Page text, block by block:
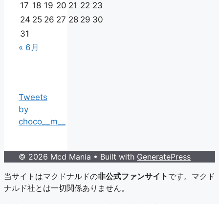
17 18 19 20 21 22 23
24 25 26 27 28 29 30
31
« 6月
Tweets
by
choco__m__
© 2026 Mcd Mania • Built with GeneratePress
当サイトはマクドナルドの非公式ファンサイト です。マクド
ナルド社とは一切関係ありません。